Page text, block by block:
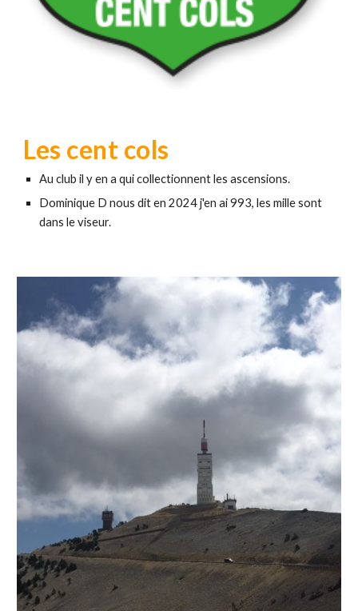
Les cent cols
Au club il y en a qui collectionnent les ascensions.
Dominique D nous dit en 2024 j'en ai 993, les mille sont
dans le viseur.